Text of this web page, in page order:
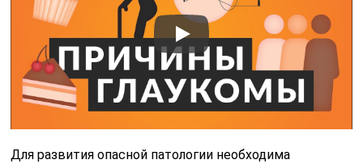
Для развития опасной патологии необходима